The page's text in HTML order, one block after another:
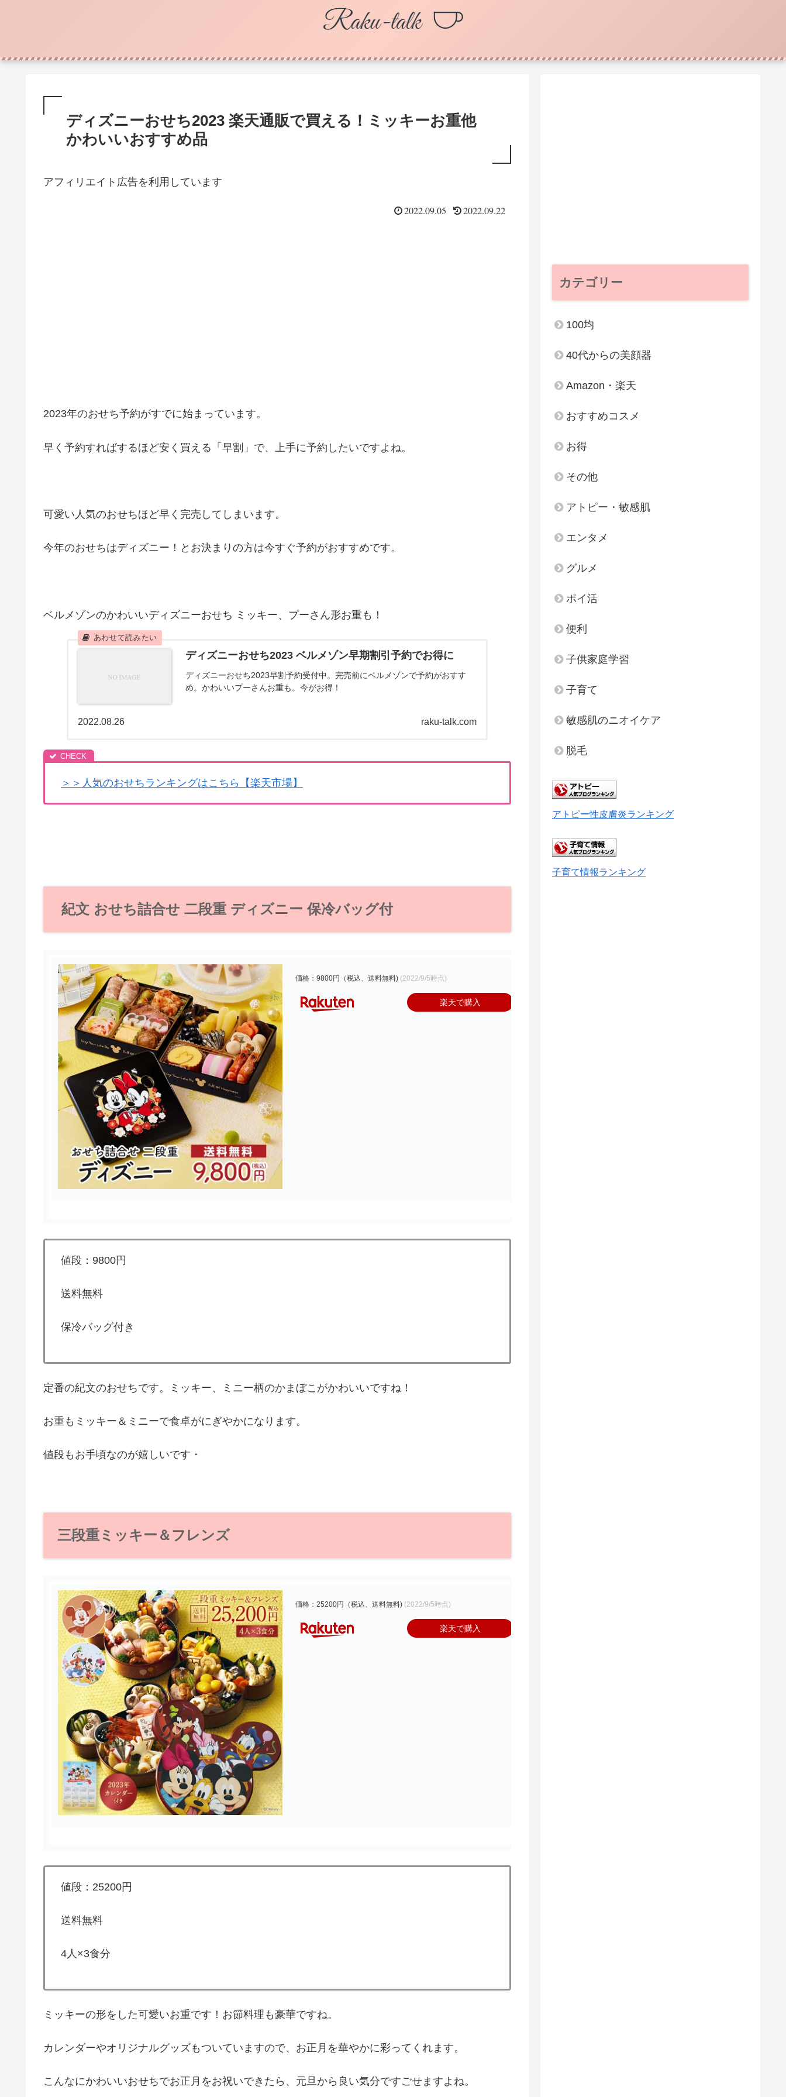
ディズニーおせち2023 楽天通販で買える！ミッキーお重他
かわいいおすすめ品
アフィリエイト広告を利用しています
2022.09.05 2022.09.22
2023年のおせち予約がすでに始まっています。
早く予約すればするほど安く買える「早割」で、上手に予約したいですよね。
可愛い人気のおせちほど早く完売してしまいます。
今年のおせちはディズニー！とお決まりの方は今すぐ予約がおすすめです。
ベルメゾンのかわいいディズニーおせち ミッキー、プーさん形お重も！
ディズニーおせち2023 ベルメゾン早期割引予約でお得に
ディズニーおせち2023早割予約受付中。完売前にベルメゾンで予約がおすす
め。かわいいプーさんお重も。今がお得！
raku-talk.com
2022.08.26
＞＞人気のおせちランキングはこちら【楽天市場】
紀文 おせち詰合せ 二段重 ディズニー 保冷バッグ付
価格：9800円（税込、送料無料) (2022/9/5時点)
楽天で購入
値段：9800円
送料無料
保冷バッグ付き
定番の紀文のおせちです。ミッキー、ミニー柄のかまぼこがかわいいですね！
お重もミッキー＆ミニーで食卓がにぎやかになります。
値段もお手頃なのが嬉しいです・
三段重ミッキー＆フレンズ
価格：25200円（税込、送料無料) (2022/9/5時点)
楽天で購入
値段：25200円
送料無料
4人×3食分
ミッキーの形をした可愛いお重です！お節料理も豪華ですね。
カレンダーやオリジナルグッズもついていますので、お正月を華やかに彩ってくれます。
こんなにかわいいおせちでお正月をお祝いできたら、元旦から良い気分ですごせますよね。
カテゴリー
100均
40代からの美顔器
Amazon・楽天
おすすめコスメ
お得
その他
アトピー・敏感肌
エンタメ
グルメ
ポイ活
便利
子供家庭学習
子育て
敏感肌のニオイケア
脱毛
アトピー性皮膚炎ランキング
子育て情報ランキング